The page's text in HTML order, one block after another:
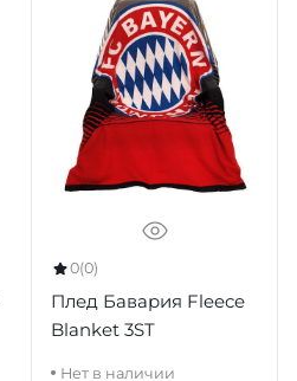
0(0)
Плед Бавария Fleece
Blanket 3ST
Нет в наличии